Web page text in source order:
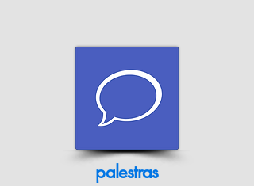
palestras